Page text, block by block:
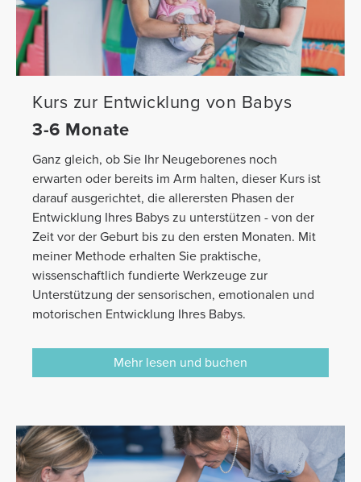
Kurs zur Entwicklung von Babys
3-6 Monate
Ganz gleich, ob Sie Ihr Neugeborenes noch
erwarten oder bereits im Arm halten, dieser Kurs ist
darauf ausgerichtet, die allerersten Phasen der
Entwicklung Ihres Babys zu unterstützen - von der
Zeit vor der Geburt bis zu den ersten Monaten. Mit
meiner Methode erhalten Sie praktische,
wissenschaftlich fundierte Werkzeuge zur
Unterstützung der sensorischen, emotionalen und
motorischen Entwicklung Ihres Babys.
Mehr lesen und buchen